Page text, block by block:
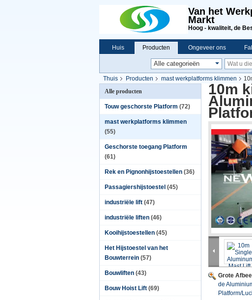
Van het
Markt
Hoog - kwaliteit, de
Huis Producten Ongeveer ons
Thuis Producten mast werkplatforms klimmen
Alle producten
Touw geschorste Platform (72)
mast werkplatforms klimmen
(55)
Geschorste toegang Platform
(61)
Rek en Pignonhijstoestellen (36)
Passagiershijstoestel (45)
industriële lift (47)
industriële liften (46)
Kooihijstoestellen (45)
Het Hijstoestel van het
Bouwterrein (57)
Bouwliften (43)
Bouw Hoist Lift (69)
10m
Grote
de
Platform/